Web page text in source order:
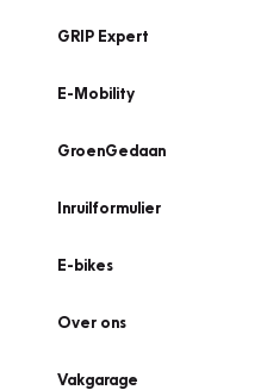
GRIP Expert
E-Mobility
GroenGedaan
Inruilformulier
E-bikes
Over ons
Vakgarage